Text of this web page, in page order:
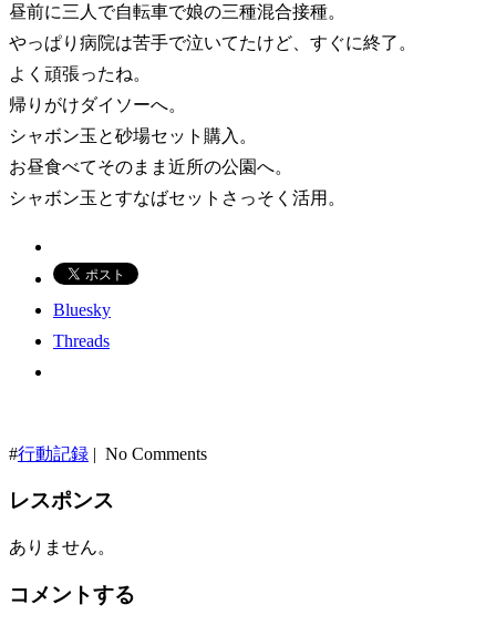
昼前に三人で自転車で娘の三種混合接種。
やっぱり病院は苦手で泣いてたけど、すぐに終了。
よく頑張ったね。
帰りがけダイソーへ。
シャボン玉と砂場セット購入。
お昼食べてそのまま近所の公園へ。
シャボン玉とすなばセットさっそく活用。
Bluesky
Threads
#行動記録 | No Comments
レスポンス
ありません。
コメントする